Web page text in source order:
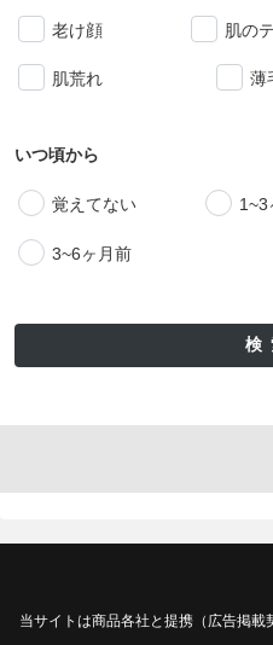
老け顔 肌の
肌荒れ 薄
いつ頃から
覚えてない 1~3
3~6ヶ月前
検
当サイトは商品各社と提携（広告掲